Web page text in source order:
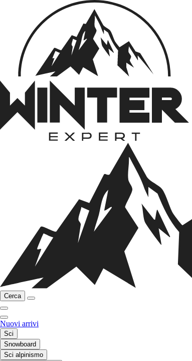
Cerca
Nuovi arrivi
Sci
Snowboard
Sci alpinismo